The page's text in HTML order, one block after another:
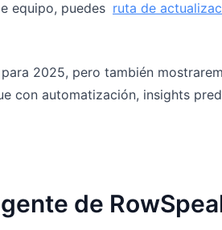
equipo, puedes ruta de
2025, pero también
con automatización, insights
de